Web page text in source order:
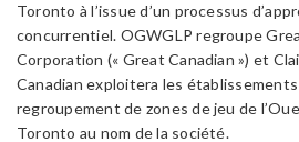
Toronto à l’issue d’un processus
concurrentiel. OGWGLP regroupe
Corporation (« Great Canadian ») et
Canadian exploitera les
regroupement de zones de jeu de
Toronto au nom de la société.